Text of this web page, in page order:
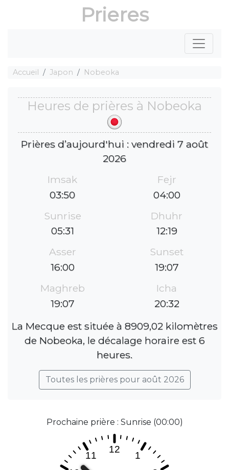
Prieres
Accueil Japon Nobeoka
Heures de prières à Nobeoka
Prières d’aujourd'hui : vendredi 7 août
2026
Imsak
03:50
Fejr
04:00
Sunrise
05:31
Dhuhr
12:19
Asser
16:00
Sunset
19:07
Maghreb
19:07
Icha
20:32
La Mecque est située à 8909,02 kilomètres
de Nobeoka, le décalage horaire est 6
heures.
Toutes les prières pour août 2026
Prochaine prière : Sunrise (00:00)